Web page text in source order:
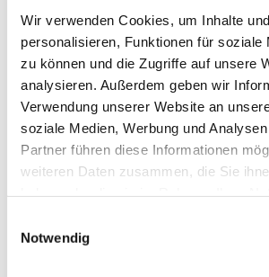
Wir verwenden Cookies, um Inhalte
personalisieren, Funktionen für soziale
zu können und die Zugriffe auf unsere
analysieren. Außerdem geben wir
Verwendung unserer Website an
soziale Medien, Werbung und
Partner führen diese Informationen
weiteren Daten zusammen, die Sie
Notwendig